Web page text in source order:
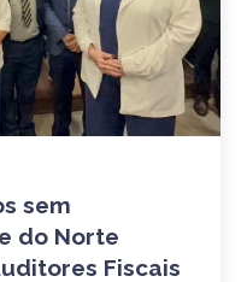
sem
do Norte
Fiscais